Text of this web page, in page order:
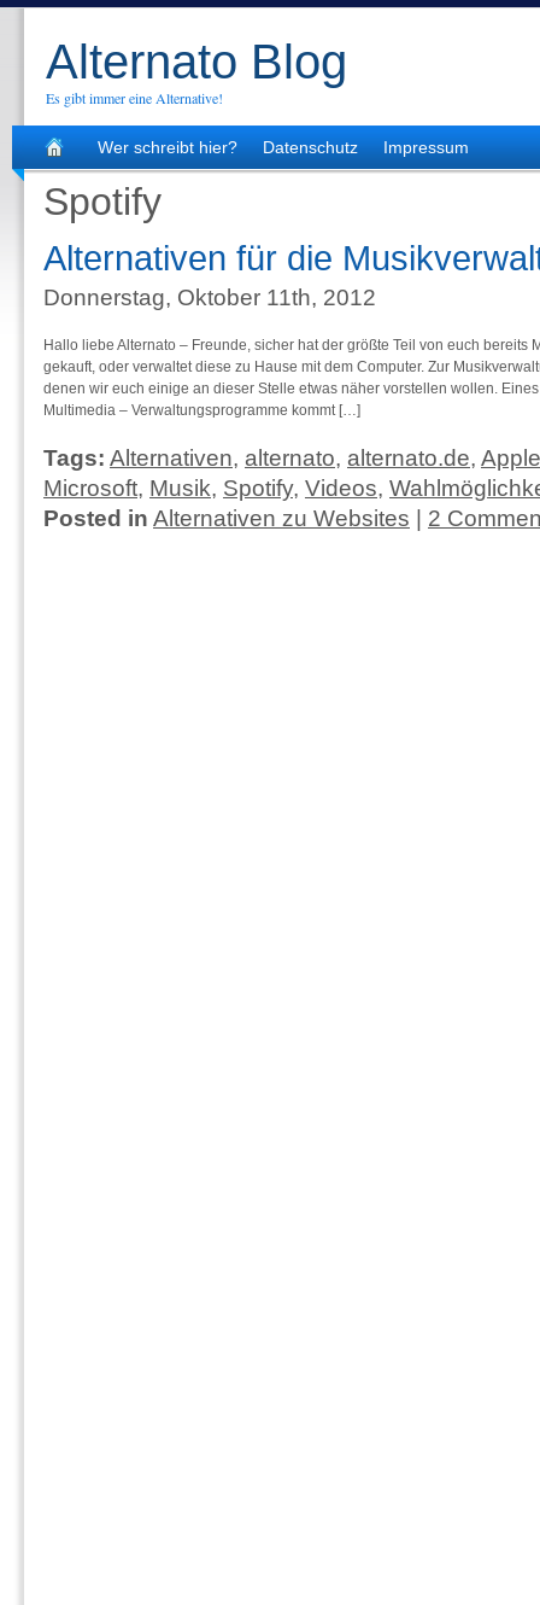
Alternato Blog
Es gibt immer eine Alternative!
Wer schreibt hier? Datenschutz Impressum
Spotify
Alternativen für die
Donnerstag, Oktober 11th, 2012
Hallo liebe Alternato – Freunde, sicher hat der größte Teil von euch bereits
gekauft, oder verwaltet diese zu Hause mit dem Computer. Zur
denen wir euch einige an dieser Stelle etwas näher vorstellen wollen.
Multimedia – Verwaltungsprogramme kommt […]
Tags: Alternativen, alternato, alternato.de, Apple
Microsoft, Musik, Spotify, Videos,
Posted in Alternativen zu Websites 2